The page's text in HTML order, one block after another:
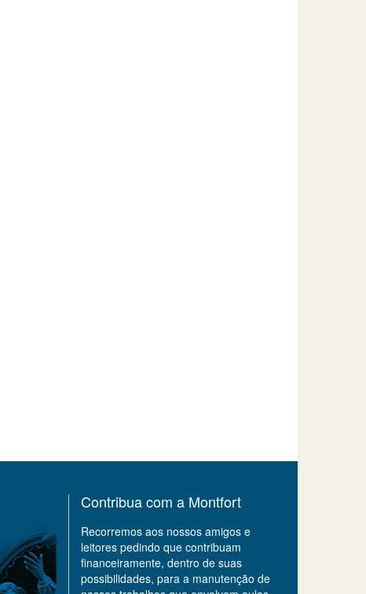
Contribua com a Montfort
Recorremos aos nossos amigos e
leitores pedindo que contribuam
financeiramente, dentro de suas
possibilidades, para a manutenção de